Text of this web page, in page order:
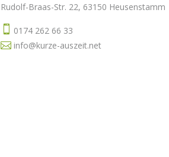
Rudolf-Braas-Str. 22, 63150 Heusenstamm
 0174 262 66 33
 info@kurze-auszeit.net